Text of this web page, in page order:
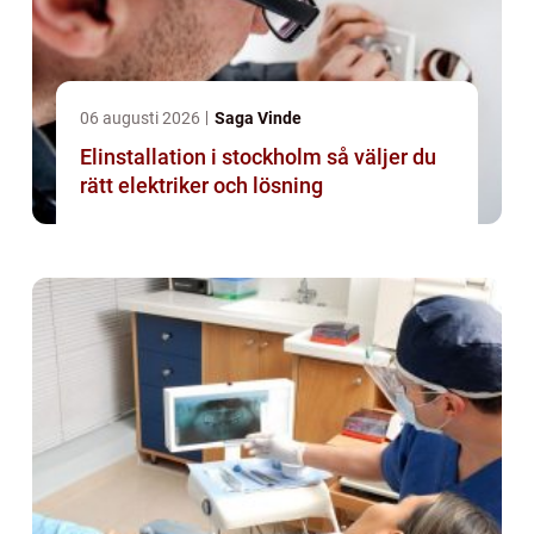
06 augusti 2026 Saga Vinde
Elinstallation i stockholm så väljer du
rätt elektriker och lösning